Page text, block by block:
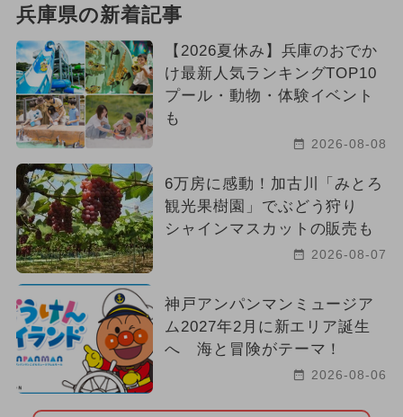
兵庫県の新着記事
【2026夏休み】兵庫のおでか
け最新人気ランキングTOP10
プール・動物・体験イベント
も
2026-08-08
6万房に感動！加古川「みとろ
観光果樹園」でぶどう狩り
シャインマスカットの販売も
2026-08-07
神戸アンパンマンミュージア
ム2027年2月に新エリア誕生
へ 海と冒険がテーマ！
2026-08-06